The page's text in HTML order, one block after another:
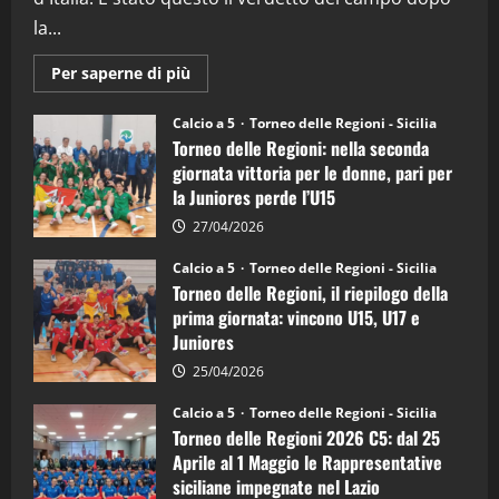
la...
Per saperne di più
informazioni
Torneo
delle
Regioni
di
calcio
a
5:
la
Juniores
è
vicecampione
d’Italia
Calcio a 5 Torneo delle Regioni - Sicilia
Torneo delle Regioni: nella seconda
giornata vittoria per le donne, pari per
la Juniores perde l’U15
27/04/2026
Calcio a 5 Torneo delle Regioni - Sicilia
Torneo delle Regioni, il riepilogo della
prima giornata: vincono U15, U17 e
Juniores
25/04/2026
Calcio a 5 Torneo delle Regioni - Sicilia
Torneo delle Regioni 2026 C5: dal 25
Aprile al 1 Maggio le Rappresentative
siciliane impegnate nel Lazio